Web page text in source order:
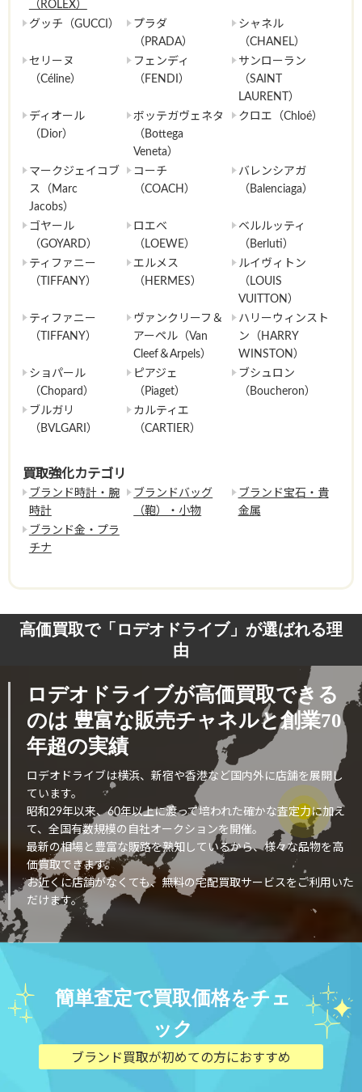
（ROLEX）
グッチ（GUCCI）
プラダ
（PRADA）
シャネル
（CHANEL）
セリーヌ
（Céline）
フェンディ
（FENDI）
サンローラン
（SAINT
LAURENT）
ディオール
（Dior）
ボッテガヴェネタ
（Bottega
Veneta）
クロエ（Chloé）
マークジェイコブ
ス（Marc
Jacobs）
コーチ
（COACH）
バレンシアガ
（Balenciaga）
ゴヤール
（GOYARD）
ロエベ
（LOEWE）
ベルルッティ
（Berluti）
ティファニー
（TIFFANY）
エルメス
（HERMES）
ルイヴィトン
（LOUIS
VUITTON）
ティファニー
（TIFFANY）
ヴァンクリーフ＆
アーペル（Van
Cleef＆Arpels）
ハリーウィンスト
ン（HARRY
WINSTON）
ショパール
（Chopard）
ピアジェ
（Piaget）
ブシュロン
（Boucheron）
ブルガリ
（BVLGARI）
カルティエ
（CARTIER）
買取強化カテゴリ
ブランド時計・腕
時計
ブランドバッグ
（鞄）・小物
ブランド宝石・貴
金属
ブランド金・プラ
チナ
高価買取で「ロデオドライブ」が選ばれる理
由
ロデオドライブが高価買取できる
のは 豊富な販売チャネルと創業70
年超の実績
ロデオドライブは横浜、新宿や香港など国内外に店舗を展開し
ています。
昭和29年以来、60年以上に渡って培われた確かな査定力に加え
て、全国有数規模の自社オークションを開催。
最新の相場と豊富な販路を熟知しているから、様々な品物を高
価買取できます。
お近くに店舗がなくても、無料の宅配買取サービスをご利用いた
だけます。
簡単査定で買取価格をチェ
ック
ブランド買取が初めての方におすすめ